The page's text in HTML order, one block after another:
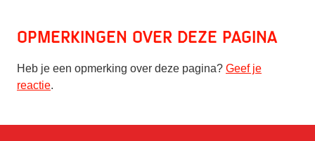
Opmerkingen over deze pagina
Heb je een opmerking over deze pagina? Geef je
reactie.